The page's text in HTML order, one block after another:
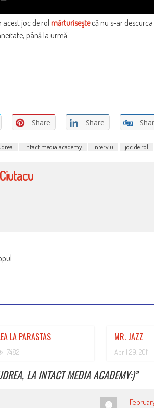
joc de rol mărturiseştecă nu s-ar
până la urmă…
Share Share
intact media academy interviu joc de rol
LA PARASTAS
7482
MR. JAZZ
April 29, 2011
LA INTACT MEDIA ACADEMY:)”